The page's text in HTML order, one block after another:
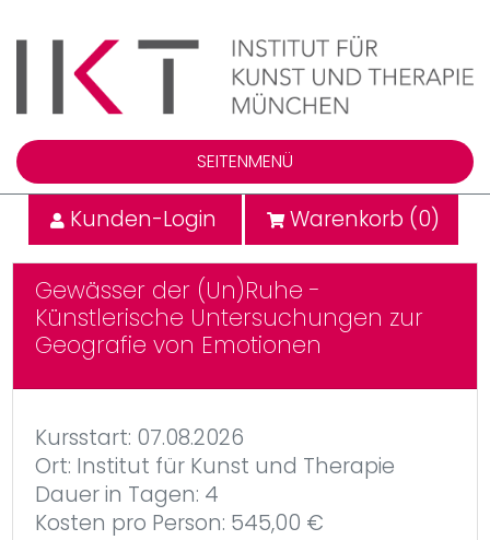
SEITENMENÜ
Kunden-Login Warenkorb (0)
Gewässer der (Un)Ruhe -
Künstlerische Untersuchungen zur
Geografie von Emotionen
Kursstart: 07.08.2026
Ort: Institut für Kunst und Therapie
Dauer in Tagen: 4
Kosten pro Person: 545,00 €